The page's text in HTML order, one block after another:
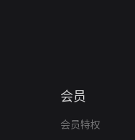
会员
会员特权